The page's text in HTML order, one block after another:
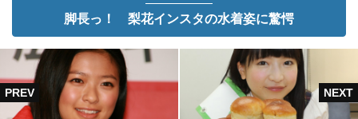
脚長っ！ 梨花インスタの水着姿に驚愕